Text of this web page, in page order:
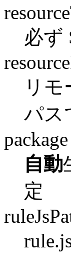
必ず
リ
パス
package
自動
定